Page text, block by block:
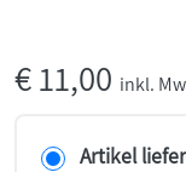
€11,00 inkl.
Artikel